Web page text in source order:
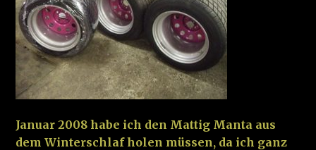
Januar 2008 habe ich den Mattig Manta aus
dem Winterschlaf holen müssen, da ich ganz